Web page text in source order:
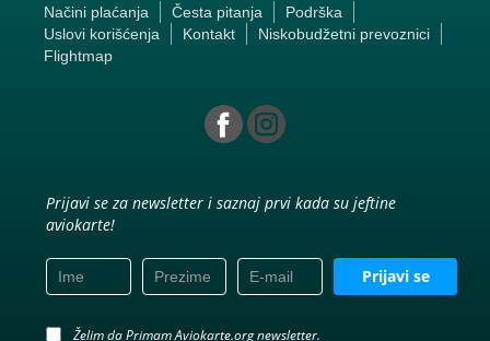
Načini plaćanja Česta pitanja
Podrška
Uslovi korišćenja
Kontakt
Niskobudžetni prevoznici
Flightmap
Prijavi se za newsletter i saznaj prvi kada su jeftine
aviokarte!
Prijavi se
Želim da Primam Aviokarte.org newsletter.